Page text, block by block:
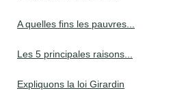
A quelles fins les pauvres...
Les 5 principales raisons...
Expliquons la loi Girardin